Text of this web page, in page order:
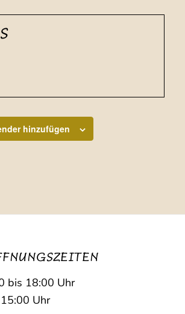
hinzufügen
bis 18:00 Uhr
Uhr